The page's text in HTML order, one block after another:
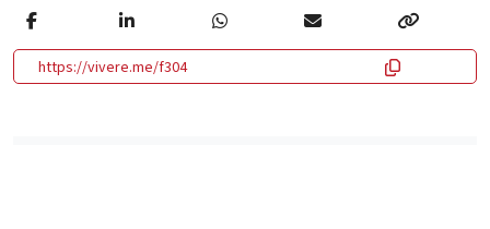
https://vivere.me/f304